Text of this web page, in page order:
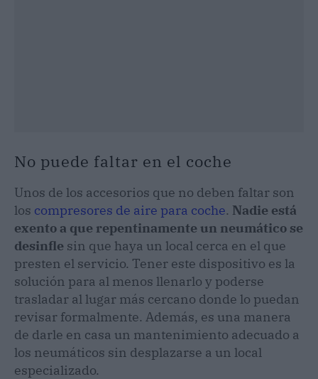
No puede faltar en el coche
Unos de los accesorios que no deben faltar son
los compresores de aire para coche. Nadie está
exento a que repentinamente un neumático se
desinfle sin que haya un local cerca en el que
presten el servicio. Tener este dispositivo es la
solución para al menos llenarlo y poderse
trasladar al lugar más cercano donde lo puedan
revisar formalmente. Además, es una manera
de darle en casa un mantenimiento adecuado a
los neumáticos sin desplazarse a un local
especializado.